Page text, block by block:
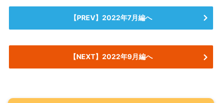
【PREV】2022年7月編へ
【NEXT】2022年9月編へ